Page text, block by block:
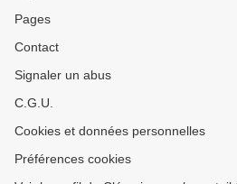
Pages
Contact
Signaler un abus
C.G.U.
Cookies et données personnelles
Préférences cookies